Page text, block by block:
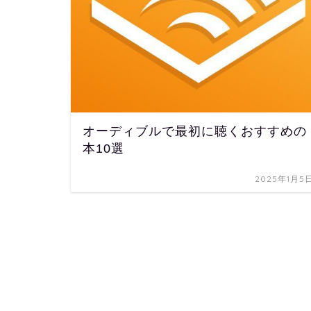
オーディブルで最初に聴くおすすめの
本10選
2025年1月5